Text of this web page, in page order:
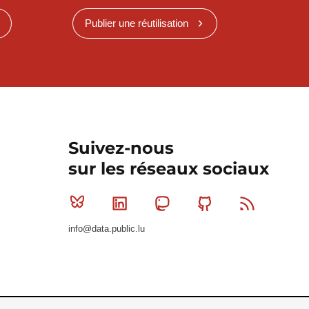
Publier une réutilisation
Suivez-nous
sur les réseaux sociaux
Bluesky Linkedin MastodonGithub
info@data.public.lu